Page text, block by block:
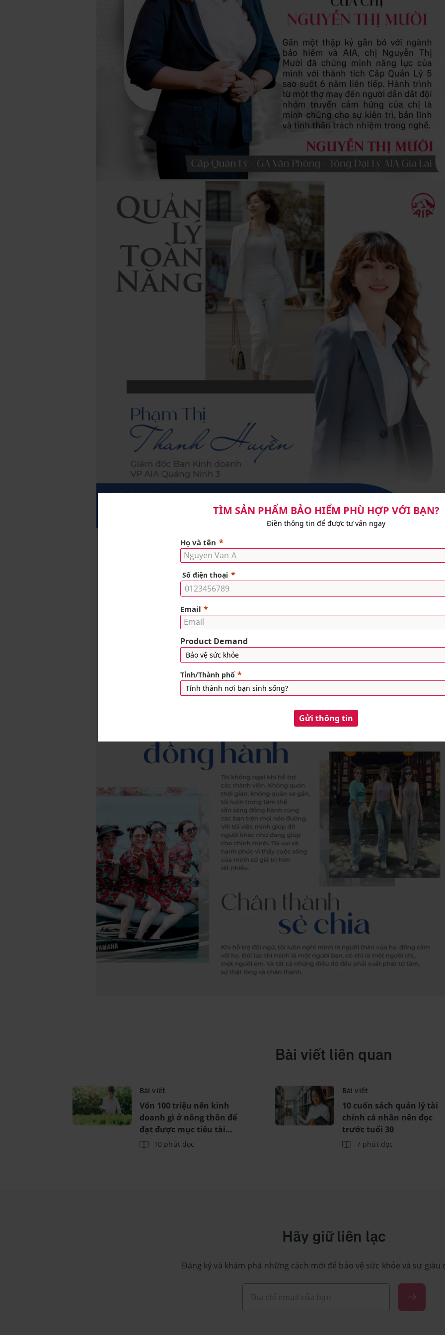
Bài viết liên quan
Bài viết
Vốn 100 triệu nên kinh
doanh gì ở nông thôn để
đạt được mục tiêu tài
chính?10 phút đọc
Bài viết
10 cuốn sách quản lý tài
chính cá nhân nên đọc
trước tuổi 30
7 phút đọc
Hãy giữ liên lạc
Đăng ký và khám phá những cách mới để bảo vệ sức khỏe và sự giàu